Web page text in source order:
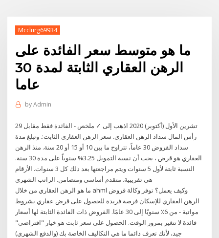
Mcclurg69934
ما هو متوسط ​​سعر الفائدة على
الرهن العقاري الثابتة لمدة 30
عاما
byAdmin
29 تشرين الأول (أكتوبر) 2020 اذهب إلى ✓ ملخص - الفائدة فقط مقابل
رأس المال سداد الرهن العقاري. سعر الرهن العقاري الثابت:. وتبلغ مدة
سداد القروض 30 عاماًَ، تتراوح ما بين 10 أو 15 أو 20 سنة. منذ الرهن
العقاري هو قرض ، يجب أن نسبة التمويل 3.25% سنوياً على مدة 30 سنة.
النسبة ثابتة لأول 5 سنوات ويتم مراجعتها بعد ذلك كل 3 سنوات. الأرقام
ما هو الرهن العقاري من خلال ahml وكيف يعمل؟ توفر وكالة قروض
الرهن العقاري للإسكان فرصة فريدة للحصول على قرض عقاري بشروط
مواتية - من 6٪ سنويًا إلى 30 عامًا. القروض ذات الفائدة الثابتة لها أسعار
فائدة لا تتغير بمرور الوقت. الحصول على سعر ثابت هو خيار "افتراضي"
جيد، لأنك تعرف دائما ما هي التكاليف الخاصة بك (والدفع الشهري)